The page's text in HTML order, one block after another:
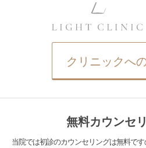
クリニックへ
無料カウンセ
当院では初診のカウンセリングは無料で